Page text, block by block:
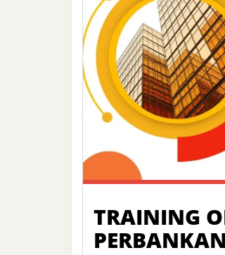
TRAINING
PERBANKAN